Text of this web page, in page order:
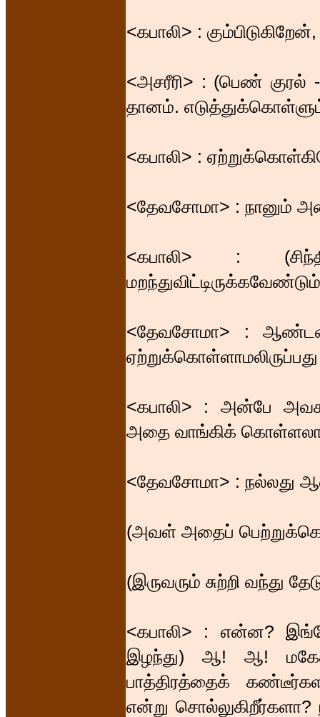
<கபாலி> :
<அசரீரி> : (பெண்
தானம்.
<கபாலி> :
<தேவசோமா> : நானும்
<கபாலி> :
<தேவசோமா> :
<கபாலி> : அன்பே
அதை வாங்கிக்
<தேவசோமா> : நல்லது
(அவள் அதைப்
(இருவரும் சுற்றி வந்து
<கபாலி> : என்ன?
இழந்து) ஆ! ஆ!
பாத்திரத்தைக்
என்று